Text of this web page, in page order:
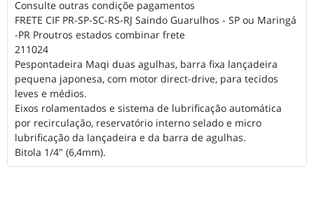
Consulte outras condiçõe pagamentos
FRETE CIF PR-SP-SC-RS-RJ Saindo Guarulhos - SP ou Maringá
-PR Proutros estados combinar frete
211024
Pespontadeira Maqi duas agulhas, barra fixa lançadeira
pequena japonesa, com motor direct-drive, para tecidos
leves e médios.
Eixos rolamentados e sistema de lubrificação automática
por recirculação, reservatório interno selado e micro
lubrificação da lançadeira e da barra de agulhas.
Bitola 1/4" (6,4mm).